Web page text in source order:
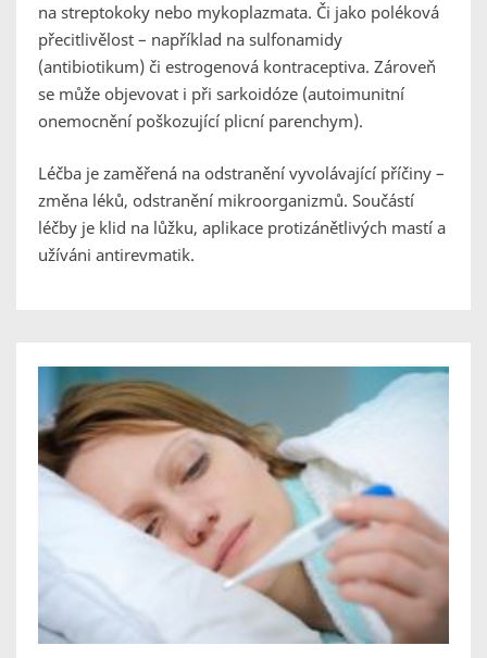
na streptokoky nebo mykoplazmata. Či jako poléková
přecitlivělost – například na sulfonamidy
(antibiotikum) či estrogenová kontraceptiva. Zároveň
se může objevovat i při sarkoidóze (autoimunitní
onemocnění poškozující plicní parenchym).
Léčba je zaměřená na odstranění vyvolávající příčiny –
změna léků, odstranění mikroorganizmů. Součástí
léčby je klid na lůžku, aplikace protizánětlivých mastí a
užíváni antirevmatik.